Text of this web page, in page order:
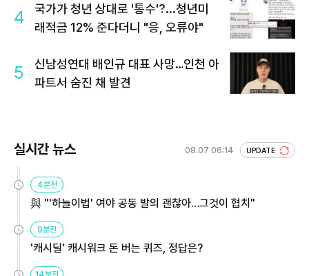
4
국가가 청년 상대로 '통수'?...청년미
래적금 12% 준다더니 "응, 오류야"
5
신남성연대 배인규 대표 사망…인천 아
파트서 숨진 채 발견
실시간 뉴스 08.07 06:14 UPDATE
4분전
與 "'하늘이법' 여야 공동 발의 괜찮아…그것이 협치"
9분전
'캐시딜' 캐시워크 돈 버는 퀴즈, 정답은?